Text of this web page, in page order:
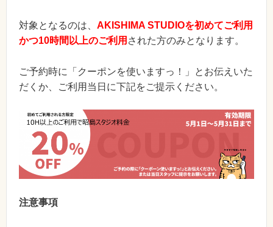
対象となるのは、 AKISHIMA STUDIOを初めてご利用
かつ10時間以上のご利用 された方のみとなります。
ご予約時に「クーポンを使いますっ！」とお伝えいた
だくか、ご利用当日に下記をご提示ください。
注意事項